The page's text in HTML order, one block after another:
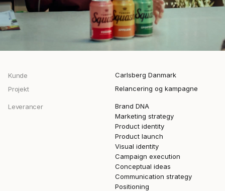
Kunde
Relancering og kampagne
Leverancer
Brand DNA
Marketing strategy
Product identity
Product launch
Visual identity
Campaign execution
Conceptual ideas
Communication strategy
Positioning
Projekt
Carlsberg Danmark